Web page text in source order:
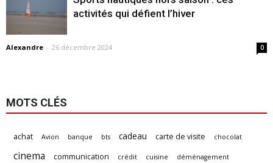
activités qui défient l’hiver
Alexandre - 26 décembre 2024 0
MOTS CLÉS
achat Avion banque bts cadeau carte de visite chocolat
cinema communication crédit cuisine déménagement